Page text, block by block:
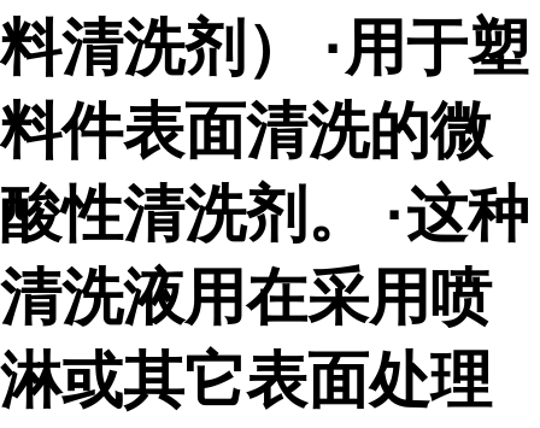
料清洗剂） ·用于塑
料件表面清洗的微
酸性清洗剂。 ·这种
清洗液用在采用喷
淋或其它表面处理